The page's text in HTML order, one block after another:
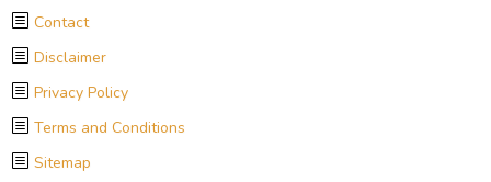
Contact
Disclaimer
Privacy Policy
Terms and Conditions
Sitemap